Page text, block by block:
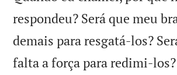
respondeu? Será que meu
demais para resgatá-los?
falta a força para redimi-